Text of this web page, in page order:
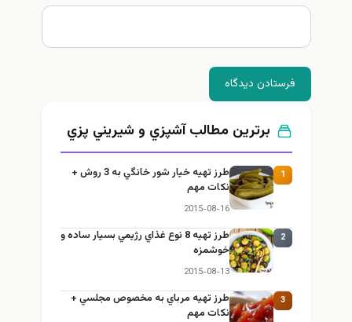
فرستادن دیدگاه
برترین مطالب آشپزي و شيريني پزي
1
طرز تهيه خیار شور خانگي به 3 روش +
نكات مهم
2015-08-16
2
طرز تهيه 8 نوع غذاي رژيمي بسيار ساده و
خوشمزه
2015-08-13
3
طرز تهيه مرباي به مخصوص مجلسي +
نكات مهم